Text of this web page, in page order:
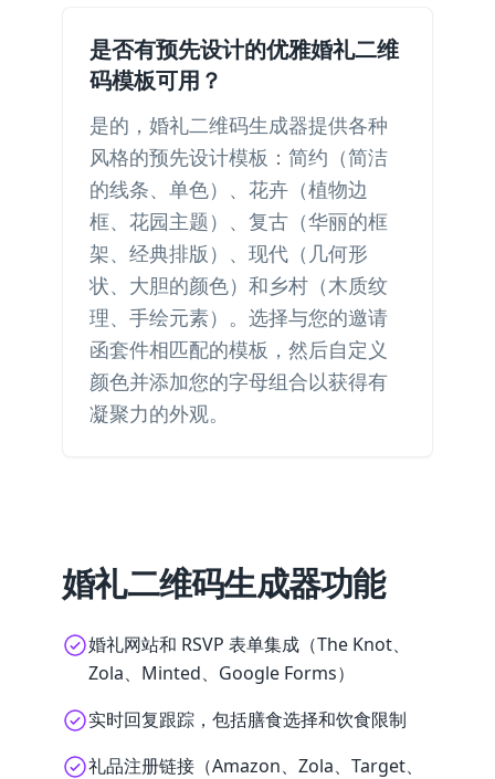
是否有预先设计的优雅婚礼二维
码模板可用？
是的，婚礼二维码生成器提供各种
风格的预先设计模板：简约（简洁
的线条、单色）、花卉（植物边
框、花园主题）、复古（华丽的框
架、经典排版）、现代（几何形
状、大胆的颜色）和乡村（木质纹
理、手绘元素）。选择与您的邀请
函套件相匹配的模板，然后自定义
颜色并添加您的字母组合以获得有
凝聚力的外观。
婚礼二维码生成器功能
婚礼网站和 RSVP 表单集成（The Knot、
Zola、Minted、Google Forms）
实时回复跟踪，包括膳食选择和饮食限制
礼品注册链接（Amazon、Zola、Target、